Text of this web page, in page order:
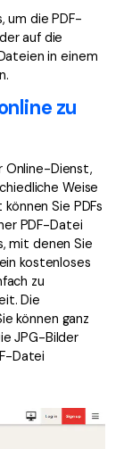
um die PDF-
auf die
in einem
zu
Online-Dienst,
Weise
Sie PDFs
PDF-Datei
mit denen Sie
kostenloses
zu
Die
können ganz
JPG-Bilder
Datei